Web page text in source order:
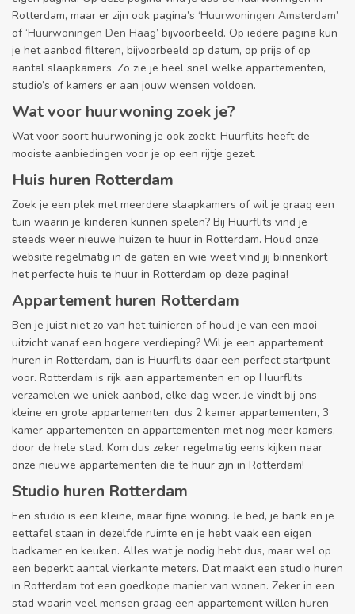
Rotterdam, maar er zijn ook pagina’s ‘Huurwoningen Amsterdam’
of ‘Huurwoningen Den Haag’ bijvoorbeeld. Op iedere pagina kun
je het aanbod filteren, bijvoorbeeld op datum, op prijs of op
aantal slaapkamers. Zo zie je heel snel welke appartementen,
studio’s of kamers er aan jouw wensen voldoen.
Wat voor huurwoning zoek je?
Wat voor soort huurwoning je ook zoekt: Huurflits heeft de
mooiste aanbiedingen voor je op een rijtje gezet.
Huis huren Rotterdam
Zoek je een plek met meerdere slaapkamers of wil je graag een
tuin waarin je kinderen kunnen spelen? Bij Huurflits vind je
steeds weer nieuwe huizen te huur in Rotterdam. Houd onze
website regelmatig in de gaten en wie weet vind jij binnenkort
het perfecte huis te huur in Rotterdam op deze pagina!
Appartement huren Rotterdam
Ben je juist niet zo van het tuinieren of houd je van een mooi
uitzicht vanaf een hogere verdieping? Wil je een appartement
huren in Rotterdam, dan is Huurflits daar een perfect startpunt
voor. Rotterdam is rijk aan appartementen en op Huurflits
verzamelen we uniek aanbod, elke dag weer. Je vindt bij ons
kleine en grote appartementen, dus 2 kamer appartementen, 3
kamer appartementen en appartementen met nog meer kamers,
door de hele stad. Kom dus zeker regelmatig eens kijken naar
onze nieuwe appartementen die te huur zijn in Rotterdam!
Studio huren Rotterdam
Een studio is een kleine, maar fijne woning. Je bed, je bank en je
eettafel staan in dezelfde ruimte en je hebt vaak een eigen
badkamer en keuken. Alles wat je nodig hebt dus, maar wel op
een beperkt aantal vierkante meters. Dat maakt een studio huren
in Rotterdam tot een goedkope manier van wonen. Zeker in een
stad waarin veel mensen graag een appartement willen huren